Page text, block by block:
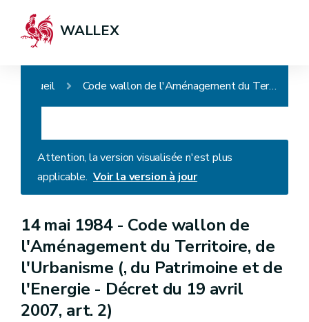
WALLEX
Accueil Code wallon de l'Aménagement du Territoire, de l'Urbanisme (, du Patrimoine et de l'Energie - Décret du 19 avril 2007, art. 2)
Attention, la version visualisée n'est plus
applicable. Voir la version à jour
14 mai 1984 - Code wallon de
l'Aménagement du Territoire, de
l'Urbanisme (, du Patrimoine et de
l'Energie - Décret du 19 avril
2007, art. 2)